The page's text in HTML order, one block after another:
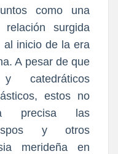
como una
surgida
al inicio de la era
A pesar de que
catedráticos
estos no
precisa las
y otros
merideña en